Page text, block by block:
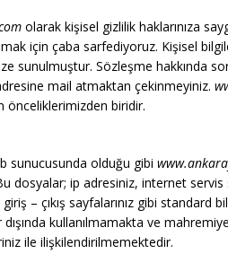
EĞITIM
[ 06/08/2026 ] Konaklı Kadınların
[ 06/08/2026 ] DGS 2026
[ 06/08/2026 ] İl İçi Öğretmen Atama
[ 06/08/2026 ] Öğretmenlerin
[ 06/08/2026 ] ASELSAN İlk Yarıda
MEB Öğrenci
olarak kişisel gizlilik haklarınıza
için çaba sarfediyoruz. Kişisel
sunulmuştur. Sözleşme hakkında
mail atmaktan çekinmeyiniz.
önceliklerimizden biridir.
sunucusunda olduğu gibi
dosyalar; ip adresiniz, internet servis
– çıkış sayfalarınız gibi standard
kullanılmamakta ve
ile ilişkilendirilmemektedir.